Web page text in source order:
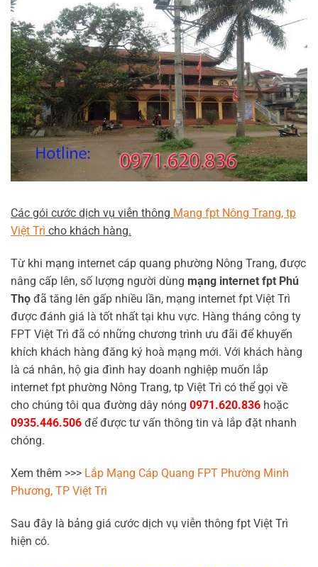
Các gói cước dịch vụ viễn thông Mạng fpt Nông Trang, tp
Việt Trì cho khách hàng.
Từ khi mạng internet cáp quang phường Nông Trang, được
nâng cấp lên, số lượng người dùng mạng internet fpt Phú
Thọ đã tăng lên gấp nhiều lần, mạng internet fpt Việt Trì
được đánh giá là tốt nhất tại khu vực. Hàng tháng công ty
FPT Việt Trì đã có những chương trình ưu đãi để khuyến
khích khách hàng đăng ký hoà mạng mới. Với khách hàng
là cá nhân, hộ gia đình hay doanh nghiệp muốn lắp
internet fpt phường Nông Trang, tp Việt Trì có thể gọi về
cho chúng tôi qua đường dây nóng 0971.620.836 hoặc
0935.446.506 để được tư vấn thông tin và lắp đặt nhanh
chóng.
Xem thêm >>> Lắp Mạng Cáp Quang FPT Phường Minh
Phương, TP Việt Trì
Sau đây là bảng giá cước dịch vụ viễn thông fpt Việt Trì
hiện có.